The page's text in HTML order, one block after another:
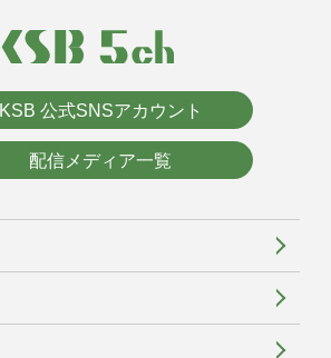
KSB 公式SNSアカウント
配信メディア一覧